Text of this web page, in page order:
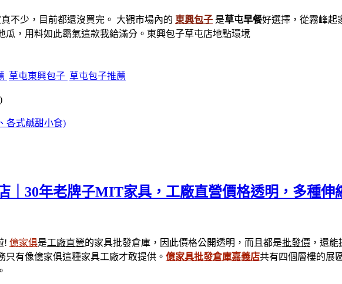
不少，目前都還沒買完。 大觀市場內的 東興包子 是草屯早餐好選擇，從霧峰起
瓜，用料如此霸氣這款我給滿分。東興包子草屯店地點環境
草屯東興包子 草屯包子推薦
)
各式鹹甜小食)
｜30年老牌子MIT家具，工廠直營價格透明，多種
! 億家俱是工廠直營的家具批發倉庫，因此價格公開透明，而且都是批發價 ，還
只有像億家俱這種家具工廠才敢提供。 億家具批發倉庫嘉義店共有四個層樓的展